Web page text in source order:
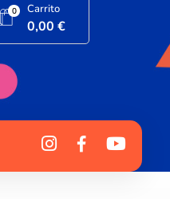
0 Carrito
0,00€